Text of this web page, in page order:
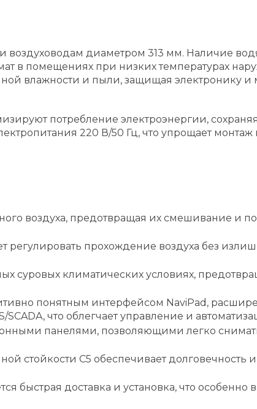
диаметром 313 мм. Наличие
в помещениях при низких температурах
влажности и пыли, защищая электронику и
потребление электроэнергии,
220 В/50 Гц, что упрощает монтаж
воздуха, предотвращая их смешивание и
регулировать прохождение воздуха без
суровых климатических условиях,
понятным интерфейсом NaviPad,
что облегчает управление и
панелями, позволяющими легко
стойкости C5 обеспечивает долговечность и
быстрая доставка и установка, что особенно